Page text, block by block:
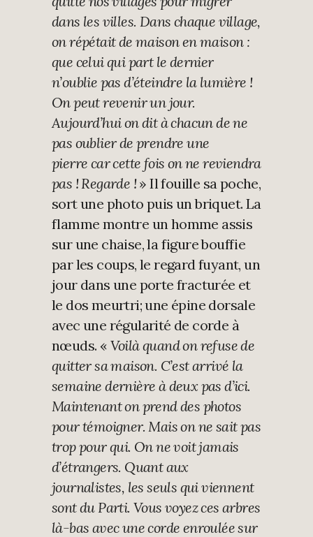
dans les villes. Dans chaque village,
on répétait de maison en maison :
que celui qui part le dernier
n’oublie pas d’éteindre la lumière !
On peut revenir un jour.
Aujourd’hui on dit à chacun de ne
pas oublier de prendre une
pierre car cette fois on ne reviendra
pas ! Regarde !» Il fouille sa poche,
sort une photo puis un briquet. La
flamme montre un homme assis
sur une chaise, la figure bouffie
par les coups, le regard fuyant, un
jour dans une porte fracturée et
le dos meurtri; une épine dorsale
avec une régularité de corde à
nœuds. « Voilà quand on refuse de
quitter sa maison. C’est arrivé la
semaine dernière à deux pas d’ici.
Maintenant on prend des photos
pour témoigner. Mais on ne sait pas
trop pour qui. On ne voit jamais
d’étrangers. Quant aux
journalistes, les seuls qui viennent
sont du Parti. Vous voyez ces arbres
là-bas avec une corde enroulée sur